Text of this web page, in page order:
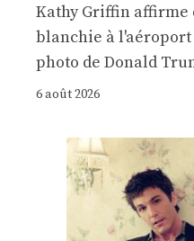
Kathy Griffin affirme
blanchie à l'aéroport
photo de Donald
6 août 2026